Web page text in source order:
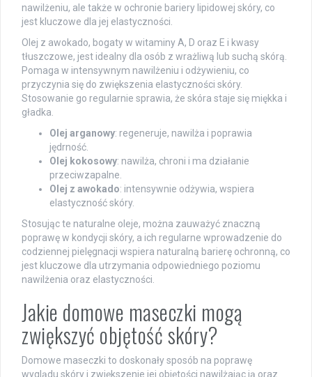
nawilżeniu, ale także w ochronie bariery lipidowej skóry, co
jest kluczowe dla jej elastyczności.
Olej z awokado, bogaty w witaminy A, D oraz E i kwasy
tłuszczowe, jest idealny dla osób z wrażliwą lub suchą skórą.
Pomaga w intensywnym nawilżeniu i odżywieniu, co
przyczynia się do zwiększenia elastyczności skóry.
Stosowanie go regularnie sprawia, że skóra staje się miękka i
gładka.
Olej arganowy: regeneruje, nawilża i poprawia
jędrność.
Olej kokosowy: nawilża, chroni i ma działanie
przeciwzapalne.
Olej z awokado: intensywnie odżywia, wspiera
elastyczność skóry.
Stosując te naturalne oleje, można zauważyć znaczną
poprawę w kondycji skóry, a ich regularne wprowadzenie do
codziennej pielęgnacji wspiera naturalną barierę ochronną, co
jest kluczowe dla utrzymania odpowiedniego poziomu
nawilżenia oraz elastyczności.
Jakie domowe maseczki mogą
zwiększyć objętość skóry?
Domowe maseczki to doskonały sposób na poprawę
wyglądu skóry i zwiększenie jej objętości nawilżając ją oraz